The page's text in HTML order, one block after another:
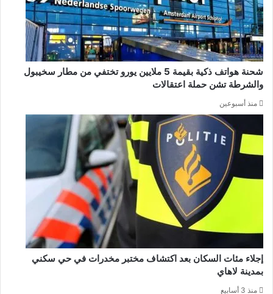
شحنة هواتف ذكية بقيمة 5 ملايين يورو تختفي من مطار سخيبول
والشرطة تشن حملة اعتقالات
منذ أسبوعين
إجلاء مئات السكان بعد اكتشاف مختبر مخدرات في حي سكني
بمدينة لاهاي
منذ 3 أسابيع